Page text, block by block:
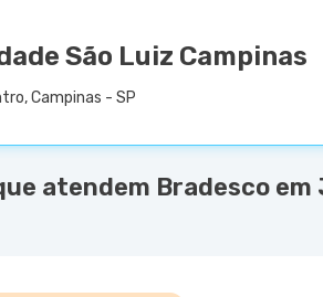
São Luiz Campinas
Campinas - SP
atendem Bradesco